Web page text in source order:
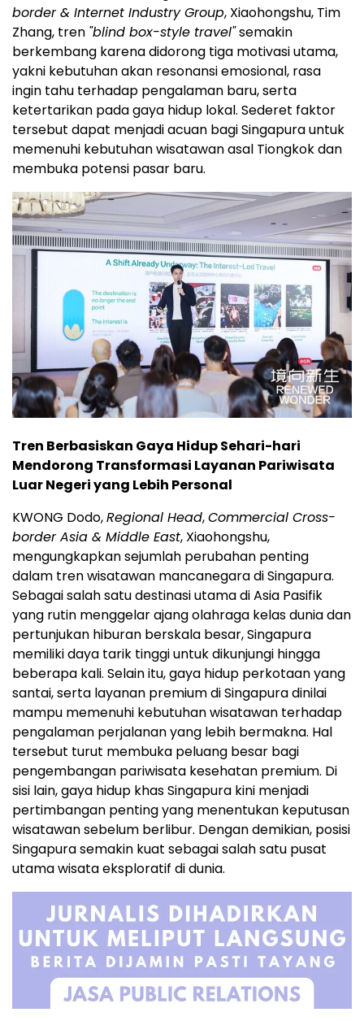
border & Internet Industry Group, Xiaohongshu, Tim
Zhang, tren "blind box-style travel"semakin
berkembang karena didorong tiga motivasi utama,
yakni kebutuhan akan resonansi emosional, rasa
ingin tahu terhadap pengalaman baru, serta
ketertarikan pada gaya hidup lokal. Sederet faktor
tersebut dapat menjadi acuan bagi Singapura untuk
memenuhi kebutuhan wisatawan asal Tiongkok dan
membuka potensi pasar baru.
Tren Berbasiskan Gaya Hidup Sehari-hari
Mendorong Transformasi Layanan Pariwisata
Luar Negeri yang Lebih Personal
KWONG Dodo,Regional Head,Commercial Cross-
border Asia & Middle East, Xiaohongshu,
mengungkapkan sejumlah perubahan penting
dalam tren wisatawan mancanegara di Singapura.
Sebagai salah satu destinasi utama di Asia Pasifik
yang rutin menggelar ajang olahraga kelas dunia dan
pertunjukan hiburan berskala besar, Singapura
memiliki daya tarik tinggi untuk dikunjungi hingga
beberapa kali. Selain itu, gaya hidup perkotaan yang
santai, serta layanan premium di Singapura dinilai
mampu memenuhi kebutuhan wisatawan terhadap
pengalaman perjalanan yang lebih bermakna. Hal
tersebut turut membuka peluang besar bagi
pengembangan pariwisata kesehatan premium. Di
sisi lain, gaya hidup khas Singapura kini menjadi
pertimbangan penting yang menentukan keputusan
wisatawan sebelum berlibur. Dengan demikian, posisi
Singapura semakin kuat sebagai salah satu pusat
utama wisata eksploratif di dunia.